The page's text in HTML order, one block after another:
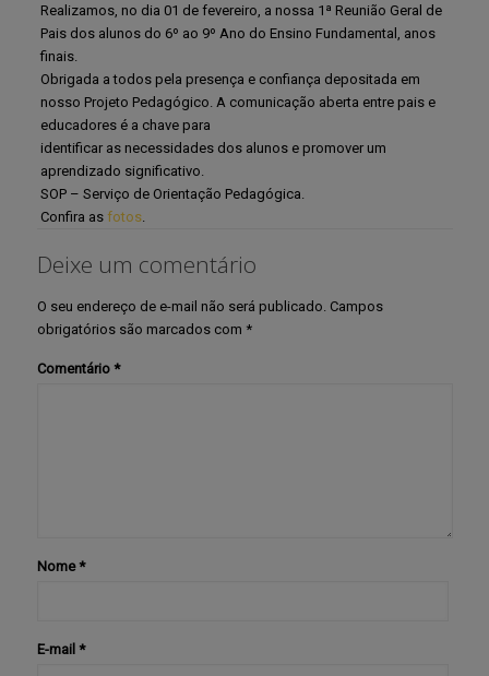
Realizamos, no dia 01 de fevereiro, a nossa 1ª Reunião Geral de
Pais dos alunos do 6º ao 9º Ano do Ensino Fundamental, anos
finais.
Obrigada a todos pela presença e confiança depositada em
nosso Projeto Pedagógico. A comunicação aberta entre pais e
educadores é a chave para
identificar as necessidades dos alunos e promover um
aprendizado significativo.
SOP – Serviço de Orientação Pedagógica.
Confira as fotos.
Deixe um comentário
O seu endereço de e-mail não será publicado. Campos
obrigatórios são marcados com *
Comentário *
Nome *
E-mail *